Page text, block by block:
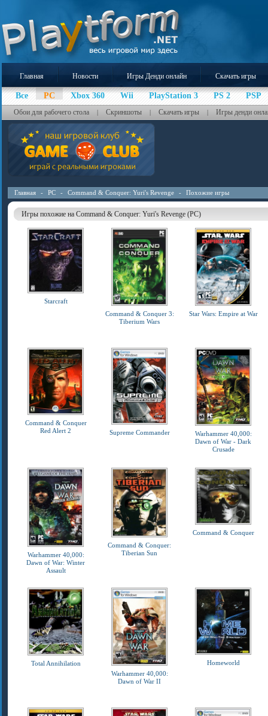
Главная Новости Игры Денди онлайн Скачать игры
Все PC Xbox 360 Wii PlayStation 3 PS 2 PSP
Обои для рабочего стола | Скриншоты | Скачать игры | Игры денди
Главная - PC - Command & Conquer: Yuri's Revenge - Похожие игры
Игры похожие на Command & Conquer: Yuri's Revenge (PC)
Starcraft
Command & Conquer 3:
Tiberium Wars
Star Wars: Empire at War
Command & Conquer
Red Alert 2
Supreme Commander
Warhammer 40,000:
Dawn of War - Dark
Crusade
Warhammer 40,000:
Dawn of War: Winter
Assault
Command & Conquer:
Tiberian Sun
Command & Conquer
Total Annihilation
Warhammer 40,000:
Dawn of War II
Homeworld